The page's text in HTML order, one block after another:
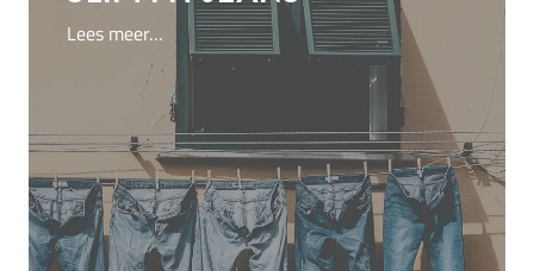
Lees meer…